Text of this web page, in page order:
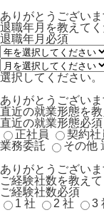
ありがとうございま
退職年月を教えてく
退職年月 必須
選択してください。
ありがとうございま
直近の就業形態を教
直近の就業形態必須
正社員
契約社
業務委託
その他
ありがとうございま
ご経験社数を教えて
ご経験社数必須
1 社
2 社 3